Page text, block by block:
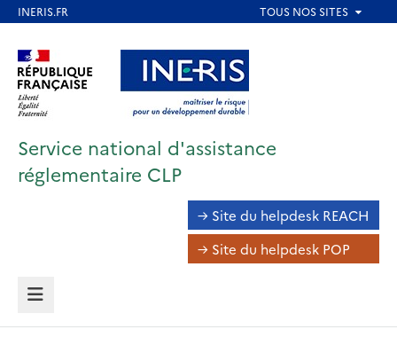
contenu
principal
Aller au contenu Aller au menu
Aller au pied de page
Service national d'assistance
réglementaire CLP
Navigation
inter-
→ Site du helpdesk REACH
→ Site du helpdesk POP
MENU